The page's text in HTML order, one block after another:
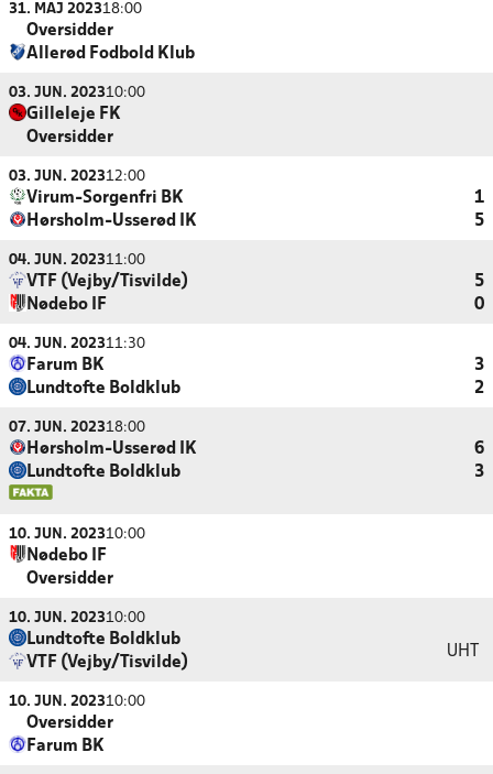
31. MAJ 202318:00
Oversidder
Allerød Fodbold Klub
03. JUN. 202310:00
Gilleleje FK
Oversidder
03. JUN. 202312:00
Virum-Sorgenfri BK
1
Hørsholm-Usserød IK
5
04. JUN. 202311:00
VTF (Vejby/Tisvilde)
5
Nødebo IF
0
04. JUN. 202311:30
Farum BK
3
Lundtofte Boldklub
2
07. JUN. 202318:00
Hørsholm-Usserød IK
6
Lundtofte Boldklub
3
10. JUN. 202310:00
Nødebo IF
Oversidder
10. JUN. 202310:00
Lundtofte Boldklub
VTF (Vejby/Tisvilde)
UHT
10. JUN. 202310:00
Oversidder
Farum BK